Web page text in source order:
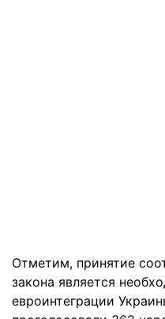
Отметим, принятие
закона является
евроинтеграции